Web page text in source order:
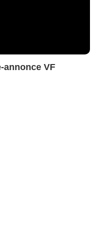
annonce VF